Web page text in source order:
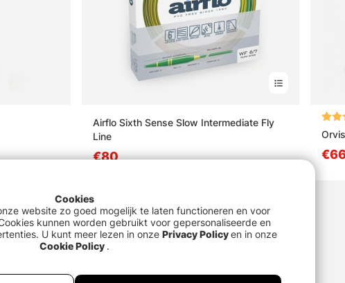
Airflo Sixth Sense Slow Intermediate Fly
Line
€80
Cookies
website zo goed mogelijk te laten functioneren en voor
kunnen worden gebruikt voor gepersonaliseerde en
U kunt meer lezen in onze Privacy Policy en in onze
Cookie Policy .